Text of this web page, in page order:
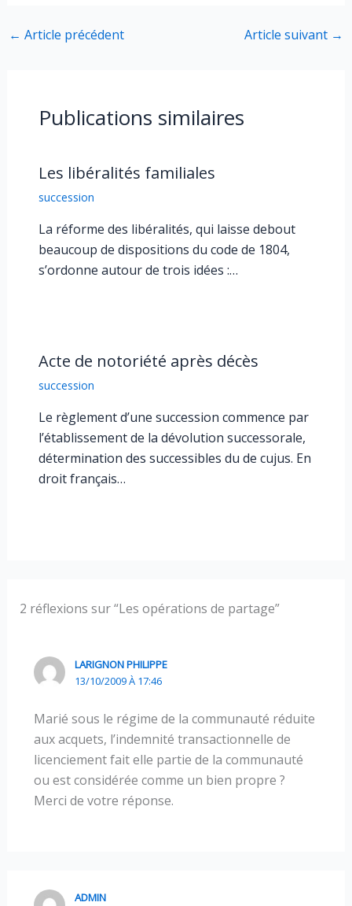
← Article précédent Article suivant →
Publications similaires
Les libéralités familiales
succession
La réforme des libéralités, qui laisse debout
beaucoup de dispositions du code de 1804,
s’ordonne autour de trois idées :…
Acte de notoriété après décès
succession
Le règlement d’une succession commence par
l’établissement de la dévolution successorale,
détermination des successibles du de cujus. En
droit français…
2 réflexions sur “Les opérations de partage”
LARIGNON PHILIPPE
13/10/2009 À 17:46
Marié sous le régime de la communauté réduite
aux acquets, l’indemnité transactionnelle de
licenciement fait elle partie de la communauté
ou est considérée comme un bien propre ?
Merci de votre réponse.
ADMIN